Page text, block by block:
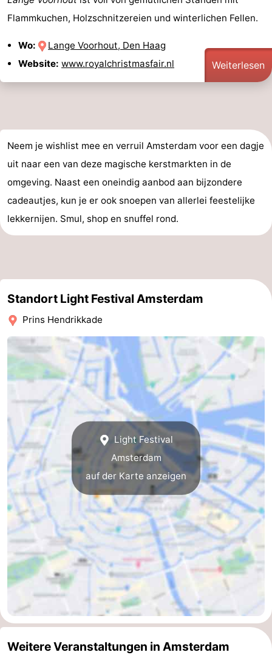
Flammkuchen, Holzschnitzereien und winterlichen Fellen.
Wo:
Lange Voorhout, Den Haag
Website: www.royalchristmasfair.nl Weiterlesen
Neem je wishlist mee en verruil Amsterdam voor een dagje
uit naar een van deze magische kerstmarkten in de
omgeving. Naast een oneindig aanbod aan bijzondere
cadeautjes, kun je er ook snoepen van allerlei feestelijke
lekkernijen. Smul, shop en snuffel rond.
Standort Light Festival Amsterdam
Prins Hendrikkade
Light Festival
Amsterdam
auf der Karte anzeigen
Weitere Veranstaltungen in Amsterdam